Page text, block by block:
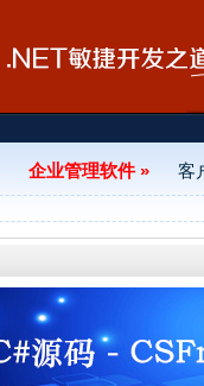
企业管理软件 »
客